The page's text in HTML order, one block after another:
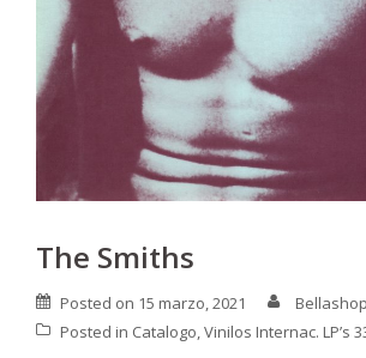
The Smiths
Posted on 15 marzo, 2021
Bellashop
Posted in Catalogo,Vinilos Internac. LP’s